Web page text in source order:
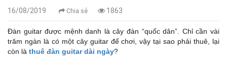
16/08/2019 Chia sẻ 1863
Đàn guitar được mệnh danh là cây đàn “quốc dân”. Chỉ cần vài
trăm ngàn là có một cây guitar để chơi, vậy tại sao phải thuê, lại
còn là thuê đàn guitar dài ngày?